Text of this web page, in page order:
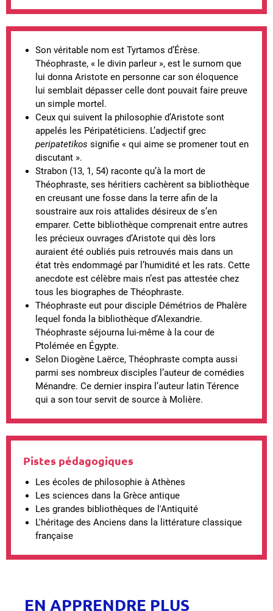
Son véritable nom est Tyrtamos d’Érèse.
Théophraste, « le divin parleur », est le surnom que
lui donna Aristote en personne car son éloquence
lui semblait dépasser celle dont pouvait faire preuve
un simple mortel.
Ceux qui suivent la philosophie d’Aristote sont
appelés les Péripatéticiens. L’adjectif grec
peripatetikos signifie « qui aime se promener tout en
discutant ».
Strabon (13, 1, 54) raconte qu’à la mort de
Théophraste, ses héritiers cachèrent sa bibliothèque
en creusant une fosse dans la terre afin de la
soustraire aux rois attalides désireux de s’en
emparer. Cette bibliothèque comprenait entre autres
les précieux ouvrages d’Aristote qui dès lors
auraient été oubliés puis retrouvés mais dans un
état très endommagé par l’humidité et les rats. Cette
anecdote est célèbre mais n’est pas attestée chez
tous les biographes de Théophraste.
Théophraste eut pour disciple Démétrios de Phalère
lequel fonda la bibliothèque d’Alexandrie.
Théophraste séjourna lui-même à la cour de
Ptolémée en Égypte.
Selon Diogène Laërce, Théophraste compta aussi
parmi ses nombreux disciples l’auteur de comédies
Ménandre. Ce dernier inspira l’auteur latin Térence
qui a son tour servit de source à Molière.
Pistes pédagogiques
Les écoles de philosophie à Athènes
Les sciences dans la Grèce antique
Les grandes bibliothèques de l'Antiquité
L'héritage des Anciens dans la littérature classique
française
EN APPRENDRE PLUS